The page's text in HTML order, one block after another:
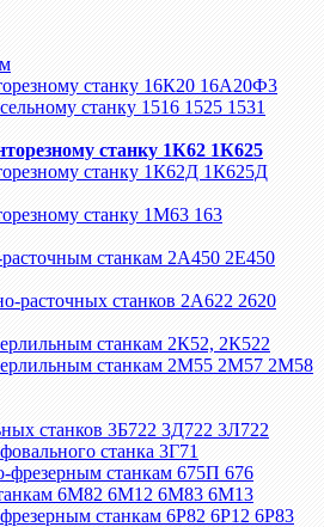
станку 16К20 16А20Ф3
станку 1516 1525 1531
станку 1К62 1К625
станку 1К62Д 1К625Д
станку 1М63 163
станкам 2А450 2Е450
расточных станков 2А622 2620
станкам 2К52, 2К522
станкам 2М55 2М57 2М58
станков 3Б722 3Д722 3Л722
станка 3Г71
фрезерным станкам 675П 676
6М82 6М12 6М83 6М13
станкам 6Р82 6Р12 6Р83